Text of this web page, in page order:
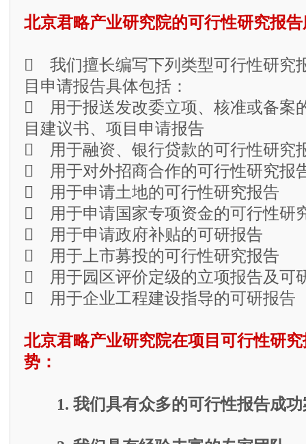
北京君略产业研究院的可行性研究报
 我们擅长编写下列类型可行性研究
目申请报告具体包括：
 用于报送发改委立项、核准或备案
目建议书、项目申请报告
 用于融资、银行贷款的可行性研究
 用于对外招商合作的可行性研究报
 用于申请土地的可行性研究报告
 用于申请国家专项资金的可行性研
 用于申请政府补贴的可研报告
 用于上市募投的可行性研究报告
 用于园区评价定级的立项报告及可
 用于企业工程建设指导的可研报告
北京君略产业研究院在项目可行性研
势：
1. 我们具有众多的可行性报告成功